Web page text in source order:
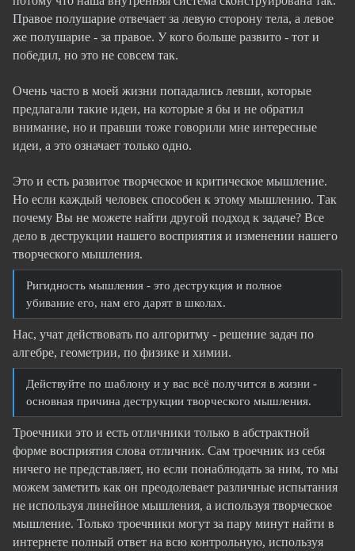
Правое полушарие отвечает за левую сторону тела, а левое
же полушарие - за правое. У кого больше развито - тот и
победил, но это не совсем так.
Очень часто в моей жизни попадались левши, которые
предлагали такие идеи, на которые я бы и не обратил
внимание, но и правши тоже говорили мне интересные
идеи, а это означает только одно.
Это и есть развитое творческое и критическое мышление.
Но если каждый человек способен к этому мышлению. Так
почему Вы не можете найти другой подход к задаче? Все
дело в деструкции нашего восприятия и изменении нашего
творческого мышления.
Ригидность мышления - это деструкция и полное
убивание его, нам его дарят в школах.
Нас, учат действовать по алгоритму - решение задач по
алгебре, геометрии, по физике и химии.
Действуйте по шаблону и у вас всё получится в жизни -
основная причина деструкции творческого мышления.
Троечники это и есть отличники только в абстрактной
форме восприятия слова отличник. Сам троечник из себя
ничего не представляет, но если понаблюдать за ним, то мы
можем заметить как он преодолевает различные испытания
не используя линейное мышления, а используя творческое
мышление. Только троечники могут за пару минут найти в
интернете полный ответ на всю контрольную, используя